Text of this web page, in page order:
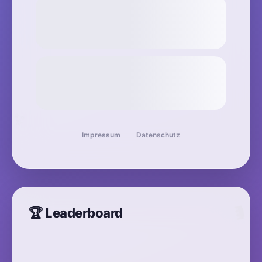
Impressum Datenschutz
🏆 Leaderboard
✨